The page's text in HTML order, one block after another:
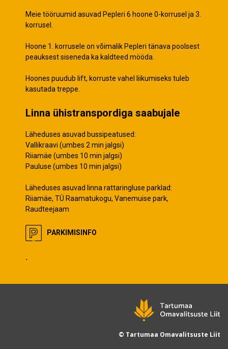
Meie tööruumid asuvad Pepleri 6 hoone 0-korrusel ja 3.
korrusel.
Hoone 1. korrusele on võimalik Pepleri tänava poolsest
peauksest siseneda ka kaldteed mööda.
Hoones puudub lift, korruste vahel liikumiseks tuleb
kasutada treppe.
Linna ühistranspordiga saabujale
Läheduses asuvad bussipeatused:
Vallikraavi (umbes 2 min jalgsi)
Riiamäe (umbes 10 min jalgsi)
Pauluse (umbes 10 min jalgsi)
Läheduses asuvad linna rattaringluse parklad:
Riiamäe, TÜ Raamatukogu, Vanemuise park,
Raudteejaam
PARKIMISINFO
.
© Tartumaa Omavalitsuste Liit